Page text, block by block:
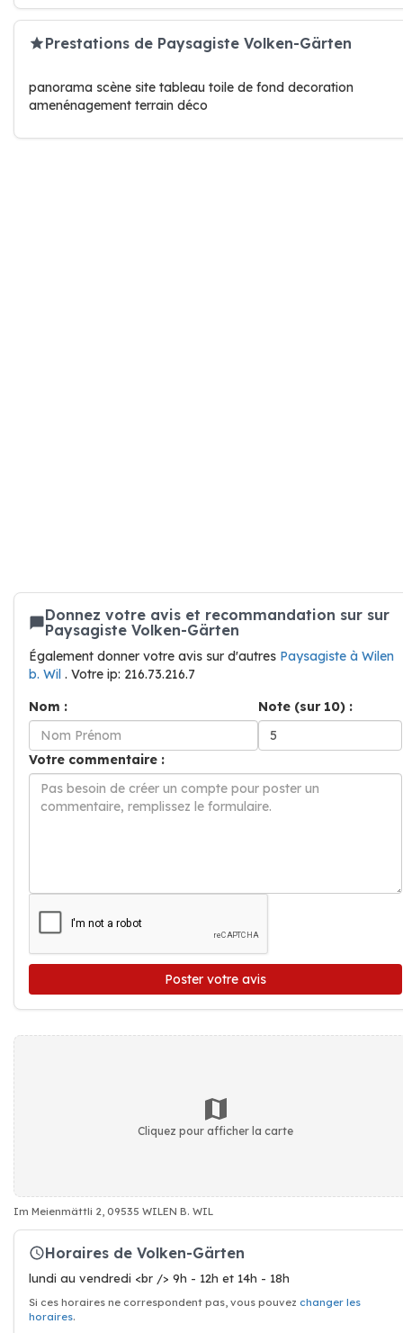
Prestations de Paysagiste Volken-Gärten
panorama scène site tableau toile de fond decoration
amenénagement terrain déco
Donnez votre avis et recommandation sur sur
Paysagiste Volken-Gärten
Également donner votre avis sur d'autres Paysagiste à Wilen
b. Wil . Votre ip: 216.73.216.7
Nom :
Note (sur 10) :
Votre commentaire :
Poster votre avis
Cliquez pour afficher la carte
Im Meienmättli 2, 09535 WILEN B. WIL
Horaires de Volken-Gärten
lundi au vendredi <br /> 9h - 12h et 14h - 18h
Si ces horaires ne correspondent pas, vous pouvez changer les
horaires.